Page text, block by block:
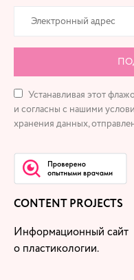
Устанавливая этот
и согласны с нашими
хранения данных,
CONTENT PROJECTS
Информационный сайт
о пластикологии.